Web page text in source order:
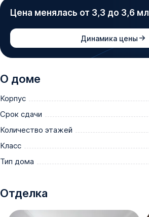
Цена менялась от 3,3 до 3,6
Динамика цены
О доме
Корпус
Срок сдачи
Количество этажей
Класс
Тип дома
Отделка